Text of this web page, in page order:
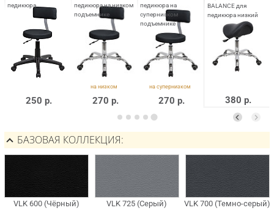
250 р. 270 р. 270 р. 380 р.
БАЗОВАЯ КОЛЛЕКЦИЯ